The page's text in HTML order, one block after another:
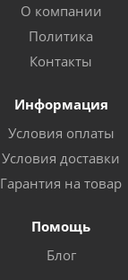
О компании
Политика
Контакты
Информация
Условия оплаты
Условия доставки
Гарантия на товар
Помощь
Блог